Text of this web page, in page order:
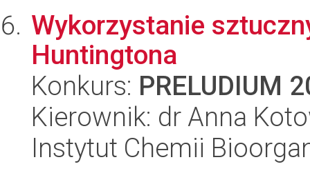
Wykorzystanie
Huntingtona
Konkurs: PRELUDIUM
Kierownik: dr Anna
Instytut Chemii